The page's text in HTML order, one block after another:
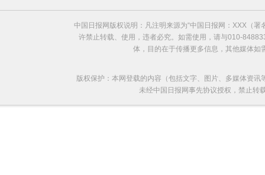
中国日报网版权说明：凡注明来源为“中国日报网：XXX（
许禁止转载、使用，违者必究。如需使用，请与010-
体，目的在于传播更多信息，其他媒体
版权保护：本网登载的内容（包括文字、图片、多媒体资
未经中国日报网事先协议授权，禁止转